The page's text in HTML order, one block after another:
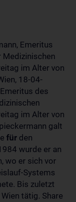
Emeritus
Medizinischen
im Alter von
18-04-
des
im Alter von
galt
für den
wurde er an
wo er sich vor
Systems
Bis zuletzt
tätig. Share